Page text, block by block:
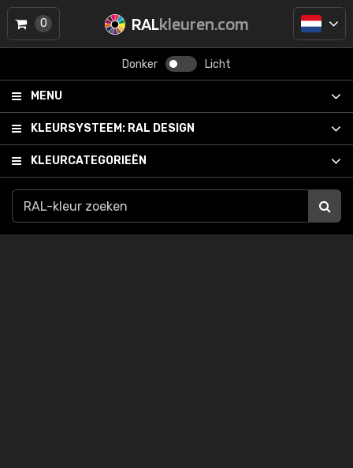
RALkleuren.com
Donker Licht
MENU
KLEURSYSTEEM: RAL DESIGN
KLEURCATEGORIEËN
0